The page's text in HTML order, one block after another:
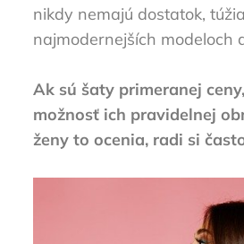
nikdy nemajú dostatok,
najmodernejších modeloch
Ak sú šaty primeranej
možnosť ich pravidelnej
ženy to ocenia, radi si